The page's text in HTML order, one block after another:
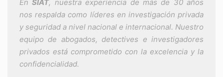
EnSIAT, nuestra experiencia de más de 30 años
nos respalda como líderes en investigación privada
y seguridad a nivel nacional e internacional. Nuestro
equipo de abogados, detectives e investigadores
privados está comprometido con la excelencia y la
confidencialidad.